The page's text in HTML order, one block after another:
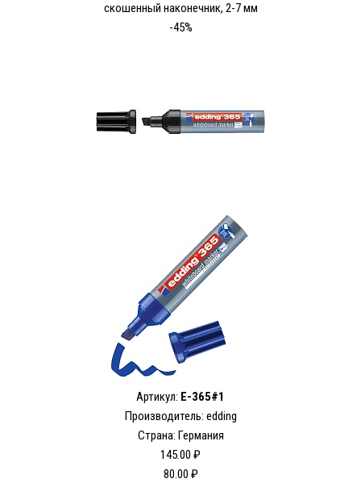
скошенный наконечник, 2-7 мм
-45%
Артикул: E-365#1
Производитель: edding
Страна: Германия
145.00 ₽
80.00 ₽